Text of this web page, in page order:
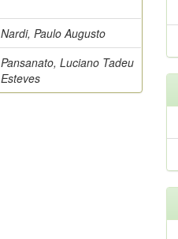
Nardi, Paulo Augusto
Pansanato, Luciano Tadeu
Esteves